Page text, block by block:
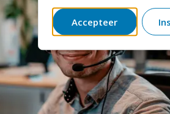
Accepteer